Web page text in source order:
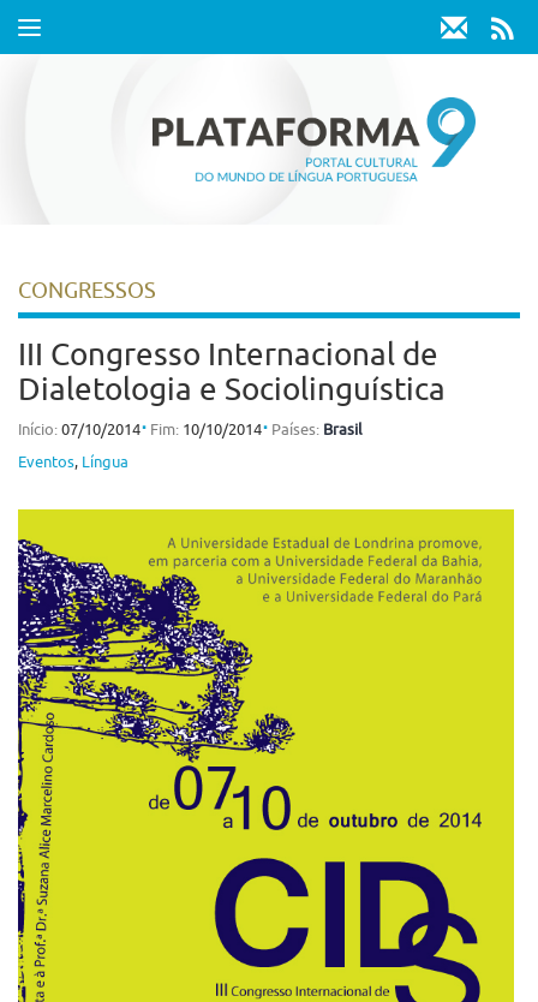
Toggle
CONGRESSOS
III Congresso Internacional de
Dialetologia e Sociolinguística
Início: 07/10/2014⋅ Fim: 10/10/2014⋅ Países: Brasil
Eventos, Língua